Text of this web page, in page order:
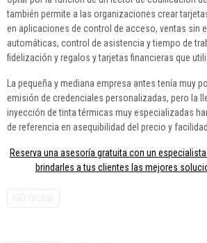
también permite a las organizaciones crear
en aplicaciones de control de acceso, ventas sin
automáticas, control de asistencia y tiempo de
fidelización y regalos y tarjetas financieras que
La pequeña y mediana empresa antes tenía muy
emisión de credenciales personalizadas, pero la
inyección de tinta térmicas muy especializadas
de referencia en asequibilidad del precio y
Reserva una asesoría gratuita con un
brindarles a tus clientes las mejores
HID Global